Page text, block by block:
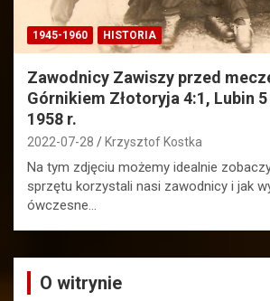
1945-1960 HISTORIA
Zawodnicy Zawiszy przed
Górnikiem Złotoryja 4:1, Lubin
1958 r.
2022-07-28 Krzysztof Kostka
Na tym zdjęciu możemy idealnie
sprzętu korzystali nasi zawodnicy i jak
ówczesne…
O witrynie